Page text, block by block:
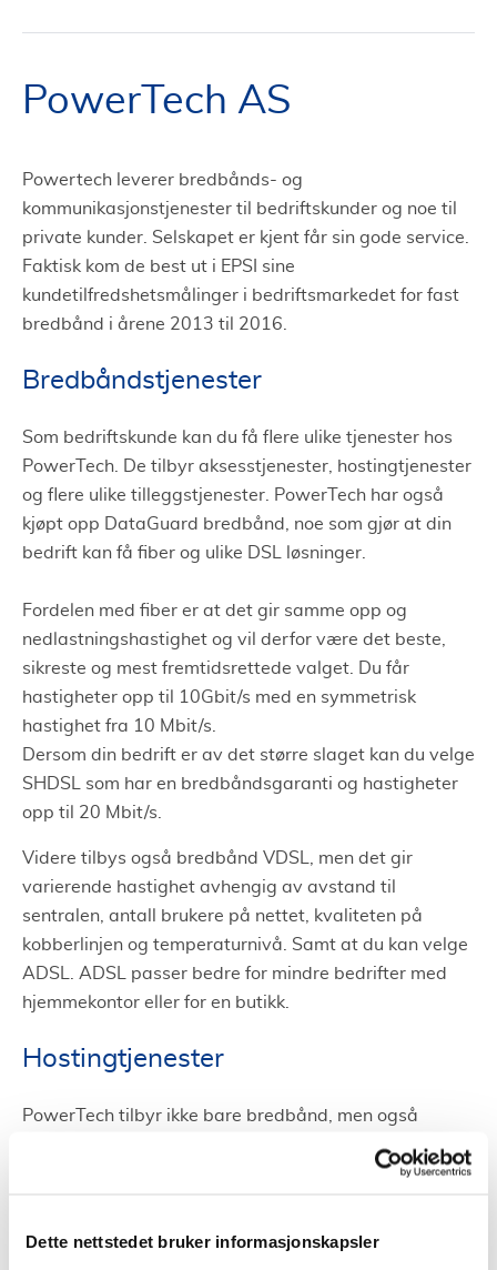
Dette nettstedet bruker informasjonskapsler
PowerTech AS
Powertech leverer bredbånds- og
kommunikasjonstjenester til bedriftskunder og noe til
private kunder. Selskapet er kjent får sin gode service.
Faktisk kom de best ut i EPSI sine
kundetilfredshetsmålinger i bedriftsmarkedet for fast
bredbånd i årene 2013 til 2016.
Bredbåndstjenester
Som bedriftskunde kan du få flere ulike tjenester hos
PowerTech. De tilbyr aksesstjenester, hostingtjenester
og flere ulike tilleggstjenester. PowerTech har også
kjøpt opp DataGuard bredbånd, noe som gjør at din
bedrift kan få fiber og ulike DSL løsninger.
Fordelen med fiber er at det gir samme opp og
nedlastningshastighet og vil derfor være det beste,
sikreste og mest fremtidsrettede valget. Du får
hastigheter opp til 10Gbit/s med en symmetrisk
hastighet fra 10 Mbit/s.
Dersom din bedrift er av det større slaget kan du velge
SHDSL som har en bredbåndsgaranti og hastigheter
opp til 20 Mbit/s.
Videre tilbys også bredbånd VDSL, men det gir
varierende hastighet avhengig av avstand til
sentralen, antall brukere på nettet, kvaliteten på
kobberlinjen og temperaturnivå. Samt at du kan velge
ADSL. ADSL passer bedre for mindre bedrifter med
hjemmekontor eller for en butikk.
Hostingtjenester
PowerTech tilbyr ikke bare bredbånd, men også
hostingtjenester med enten enkle webhotell eller til
hosting av hele serverrack. Din bedrift kan få